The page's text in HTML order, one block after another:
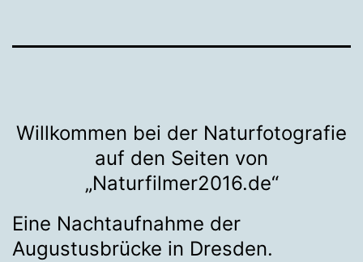
Willkommen bei der Naturfotografie
auf den Seiten von
„Naturfilmer2016.de“
Eine Nachtaufnahme der
Augustusbrücke in Dresden.